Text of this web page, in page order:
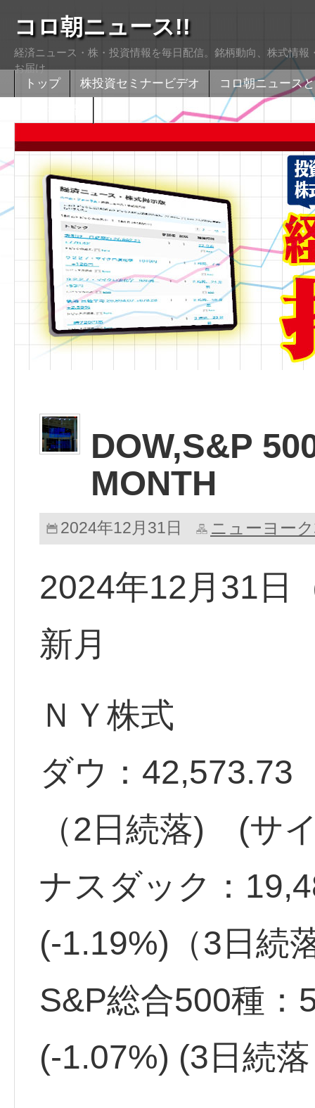
コロ朝ニュース!!
経済ニュース・株・投資情報を毎日配信。銘柄動向、株式情
お届け
トップ 株投資セミナービデオ
コロ朝ニュース
DOW,S&P
MONTH
2024年12月31日 ニューヨー
2024年12月31
新月
ＮＹ株式
ダウ：
（2日続落) (サ
ナスダック：
(-1.19%)（3日続
S&P総合500種
(-1.07%) (3日続